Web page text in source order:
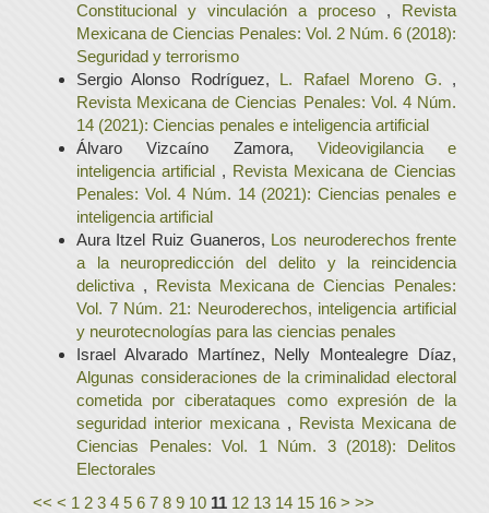
Constitucional y vinculación a proceso , Revista
Mexicana de Ciencias Penales: Vol. 2 Núm. 6 (2018):
Seguridad y terrorismo
Sergio Alonso Rodríguez, L. Rafael Moreno G. ,
Revista Mexicana de Ciencias Penales: Vol. 4 Núm.
14 (2021): Ciencias penales e inteligencia artificial
Álvaro Vizcaíno Zamora, Videovigilancia e
inteligencia artificial , Revista Mexicana de Ciencias
Penales: Vol. 4 Núm. 14 (2021): Ciencias penales e
inteligencia artificial
Aura Itzel Ruiz Guaneros, Los neuroderechos frente
a la neuropredicción del delito y la reincidencia
delictiva , Revista Mexicana de Ciencias Penales:
Vol. 7 Núm. 21: Neuroderechos, inteligencia artificial
y neurotecnologías para las ciencias penales
Israel Alvarado Martínez, Nelly Montealegre Díaz,
Algunas consideraciones de la criminalidad electoral
cometida por ciberataques como expresión de la
seguridad interior mexicana , Revista Mexicana de
Ciencias Penales: Vol. 1 Núm. 3 (2018): Delitos
Electorales
<< < 1 2 3 4 5 6 7 8 9 10 11 12 13 14 15 16 > >>